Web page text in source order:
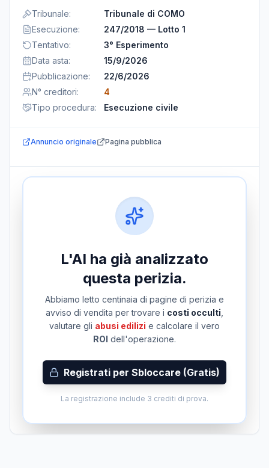
Tribunale:
Tribunale di COMO
Esecuzione:
247/2018 — Lotto 1
Tentativo:
3° Esperimento
Data asta:
15/9/2026
Pubblicazione:
22/6/2026
N° creditori:
4
Tipo procedura: Esecuzione civile
Annuncio originale Pagina pubblica
L'AI ha già analizzato
questa perizia.
Abbiamo letto centinaia di pagine di perizia e
avviso di vendita per trovare i costi occulti
valutare gli abusi edilizi e calcolare il vero
ROI dell'operazione.
Registrati per Sbloccare (Gratis)
La registrazione include 3 crediti di prova.